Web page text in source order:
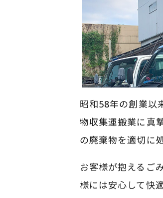
昭和58年の創業以
物収集運搬業に真
の廃棄物を適切に
お客様が抱えるご
様には安心して快